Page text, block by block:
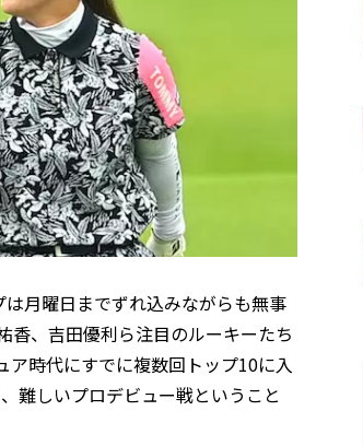
月曜日までずれ込みながらも無事
香、吉田優利ら注目のルーキーたち
時代にすでに複数回トップ10に入
難しいプロデビュー戦ということ